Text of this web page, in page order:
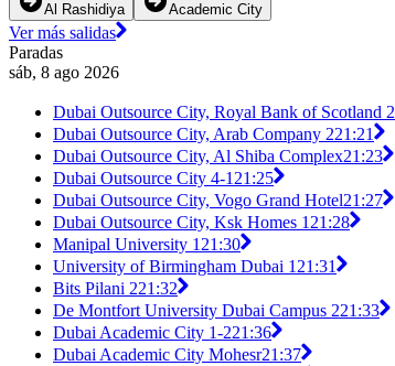
Al Rashidiya Academic City
Ver más salidas
Paradas
sáb, 8 ago 2026
Dubai Outsource City, Royal Bank of Scotland 2
Dubai Outsource City, Arab Company 221:21
Dubai Outsource City, Al Shiba Complex21:23
Dubai Outsource City 4-1 21:25
Dubai Outsource City, Vogo Grand Hotel21:27
Dubai Outsource City, Ksk Homes 1 21:28
Manipal University 1 21:30
University of Birmingham Dubai 1 21:31
Bits Pilani 221:32
De Montfort University Dubai Campus 221:33
Dubai Academic City 1-221:36
Dubai Academic City Mohesr21:37